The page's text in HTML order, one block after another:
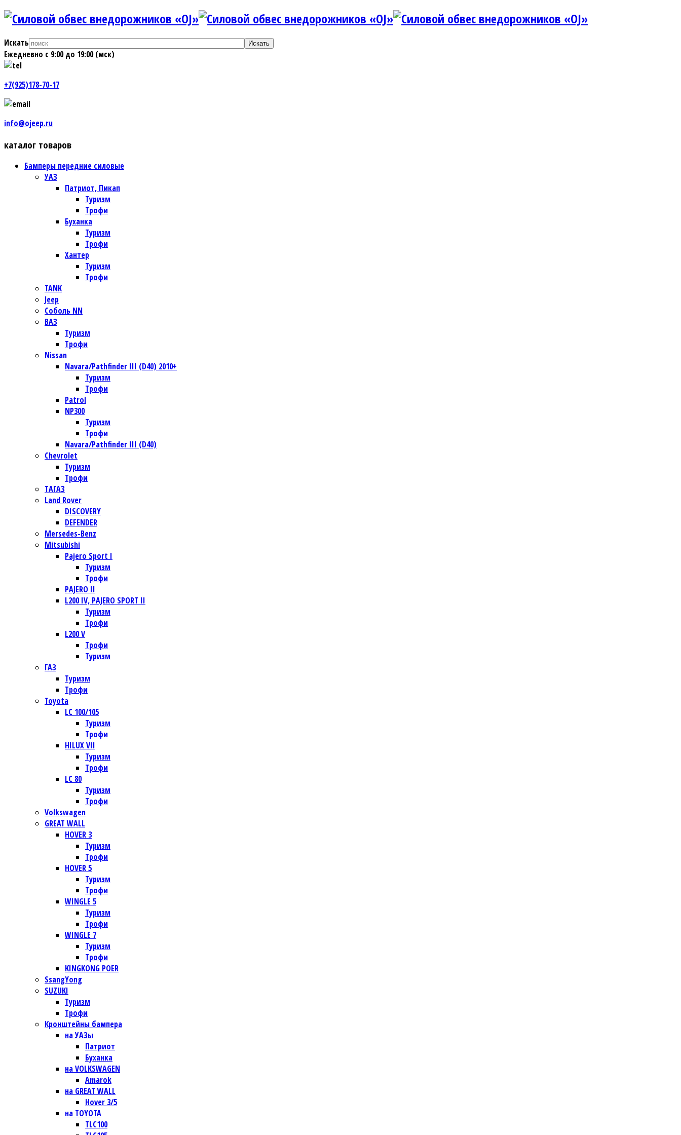
Искать Искать
Ежедневно с 9:00 до 19:00 (мск)
+7(925)178-70-17
info@ojeep.ru
каталог товаров
Бамперы передние силовые
УАЗ
Патриот, Пикап
Туризм
Трофи
Буханка
Туризм
Трофи
Хантер
Туризм
Трофи
TANK
Jeep
Соболь NN
ВАЗ
Туризм
Трофи
Nissan
Navara/Pathfinder III (D40) 2010+
Туризм
Трофи
Patrol
NP300
Туризм
Трофи
Navara/Pathfinder III (D40)
Chevrolet
Туризм
Трофи
TАГАЗ
Land Rover
DISCOVERY
DEFENDER
Mersedes-Benz
Mitsubishi
Pajero Sport I
Туризм
Трофи
PAJERO II
L200 IV, PAJERO SPORT II
Туризм
Трофи
L200 V
Трофи
Туризм
ГАЗ
Туризм
Трофи
Toyota
LC 100/105
Туризм
Трофи
HILUX VII
Туризм
Трофи
LC 80
Туризм
Трофи
Volkswagen
GREAT WALL
HOVER 3
Туризм
Трофи
HOVER 5
Туризм
Трофи
WINGLE 5
Туризм
Трофи
WINGLE 7
Туризм
Трофи
KINGKONG POER
SsangYong
SUZUKI
Туризм
Трофи
Кронштейны бампера
на УАЗы
Патриот
Буханка
на VOLKSWAGEN
Amarok
на GREAT WALL
Hover 3/5
на TOYOTA
TLC100